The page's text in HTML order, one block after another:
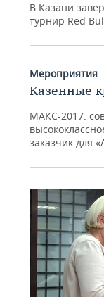
В Казани
турнир Red
Мероприятия
Казенные
МАКС-2017:
заказчик для